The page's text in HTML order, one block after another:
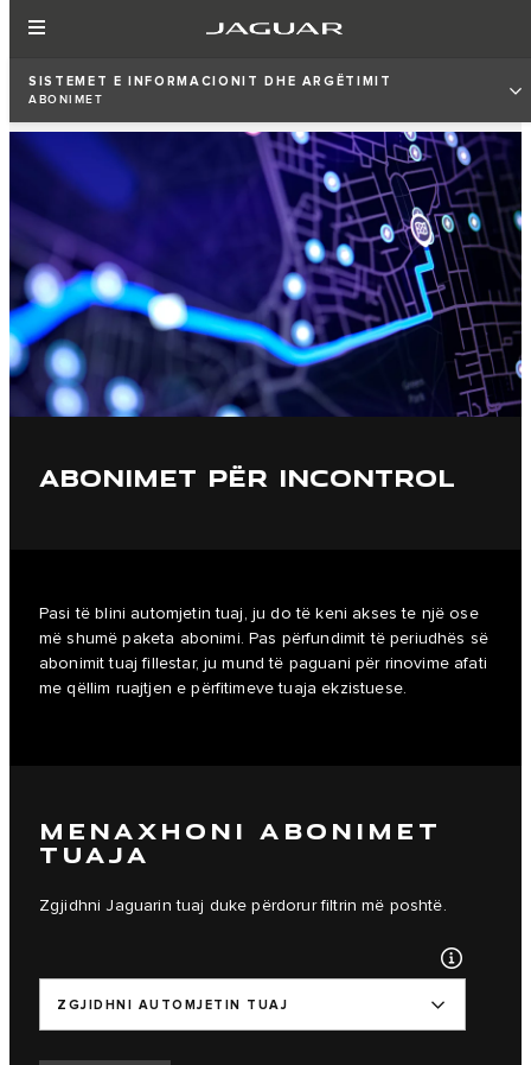
SISTEMET E INFORMACIONIT DHE ARGËTIMIT
ABONIMET
ABONIMET PËR INCONTROL
Pasi të blini automjetin tuaj, ju do të keni akses te një ose
më shumë paketa abonimi. Pas përfundimit të periudhës së
abonimit tuaj fillestar, ju mund të paguani për rinovime afati
me qëllim ruajtjen e përfitimeve tuaja ekzistuese.
MENAXHONI ABONIMET
TUAJA
Zgjidhni Jaguarin tuaj duke përdorur filtrin më poshtë.
ZGJIDHNI AUTOMJETIN TUAJ